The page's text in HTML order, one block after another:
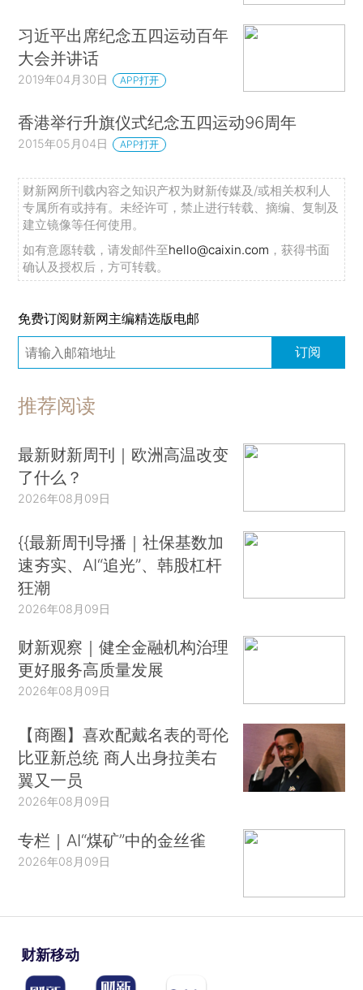
习近平出席纪念五四运动百年
大会并讲话
2019年04月30日 APP打开
香港举行升旗仪式纪念五四运动96周年
2015年05月04日 APP打开
财新网所刊载内容之知识产权为财新传媒及/或相关权利人
专属所有或持有。未经许可，禁止进行转载、摘编、复制及
建立镜像等任何使用。
如有意愿转载，请发邮件至hello@caixin.com ，获得书面
确认及授权后，方可转载。
免费订阅财新网主编精选版电邮
订阅
推荐阅读
最新财新周刊｜欧洲高温改变
了什么？
2026年08月09日
{{最新周刊导播｜社保基数加
速夯实、AI“追光”、韩股杠杆
狂潮
2026年08月09日
财新观察｜健全金融机构治理
更好服务高质量发展
2026年08月09日
【商圈】喜欢配戴名表的哥伦
比亚新总统 商人出身拉美右
翼又一员
2026年08月09日
专栏｜AI“煤矿”中的金丝雀
2026年08月09日
财新移动